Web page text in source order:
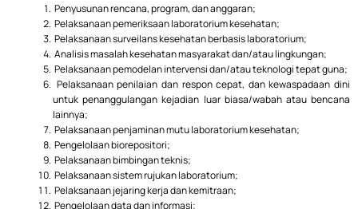
Penyusunan rencana, program, dan anggaran;
Pelaksanaan pemeriksaan laboratorium kesehatan;
Pelaksanaan surveilans kesehatan berbasis laboratorium;
Analisis masalah kesehatan masyarakat dan/atau lingkungan;
Pelaksanaan pemodelan intervensi dan/atau teknologi tepat guna;
Pelaksanaan penilaian dan respon cepat, dan kewaspadaan dini
untuk penanggulangan kejadian luar biasa/wabah atau bencana
lainnya;
Pelaksanaan penjaminan mutu laboratorium kesehatan;
Pengelolaan biorepositori;
Pelaksanaan bimbingan teknis;
Pelaksanaan sistem rujukan laboratorium;
Pelaksanaan jejaring kerja dan kemitraan;
Pengelolaan data dan informasi;